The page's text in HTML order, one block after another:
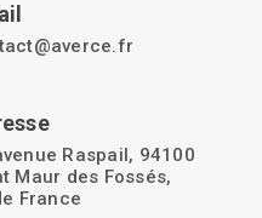
Raspail, 94100
Maur des Fossés,
France